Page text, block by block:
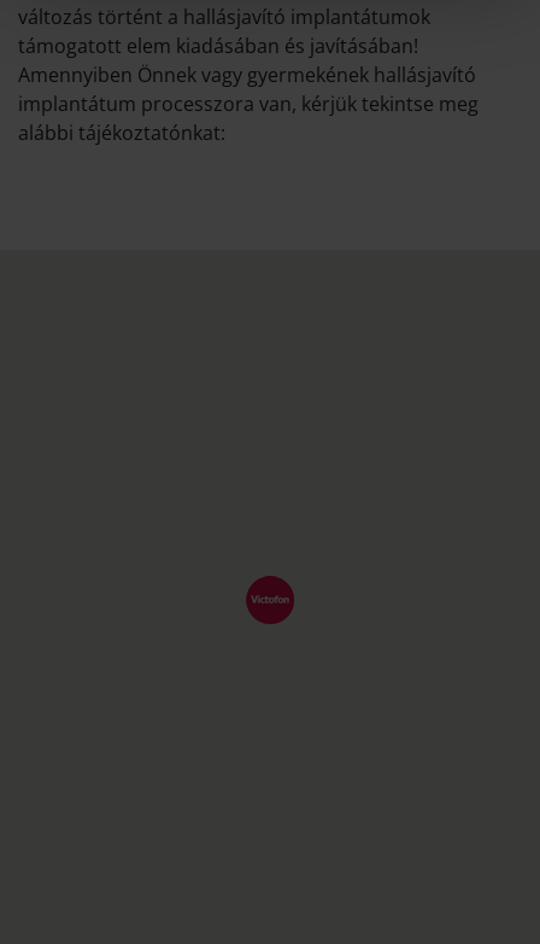
változás történt a hallásjavító implantátumok
támogatott elem kiadásában és javításában!
Amennyiben Önnek vagy gyermekének hallásjavító
implantátum processzora van, kérjük tekintse meg
alábbi tájékoztatónkat: